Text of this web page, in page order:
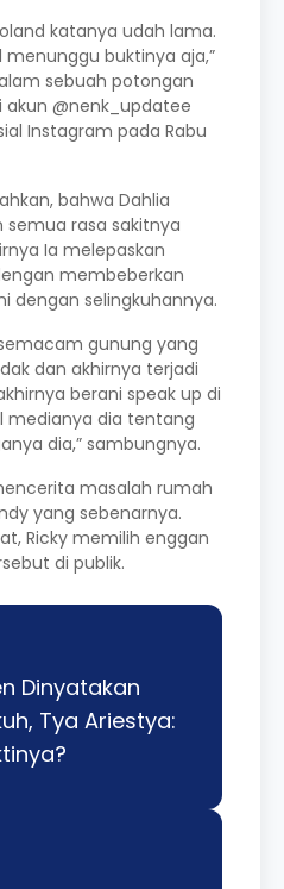
katanya udah lama.
buktinya aja,”
sebuah potongan
akun @nenk_updatee
Instagram pada Rabu
bahwa Dahlia
rasa sakitnya
Ia melepaskan
membeberkan
dengan selingkuhannya.
gunung yang
dan akhirnya terjadi
berani speak up di
medianya dia tentang
dia,” sambungnya.
masalah rumah
yang sebenarnya.
Ricky memilih enggan
di publik.
Dinyatakan
Tya Ariestya: